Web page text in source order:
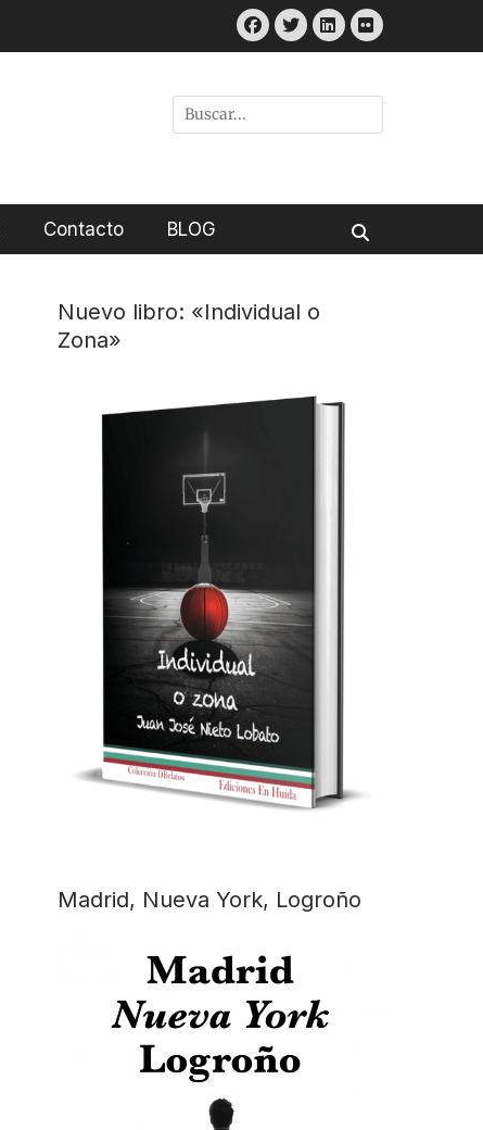
Facebook
Twitter
LinkedIn
Flickr
Buscar
Contacto BLOG
Nuevo libro: «Individual o
Zona»
Madrid, Nueva York, Logroño